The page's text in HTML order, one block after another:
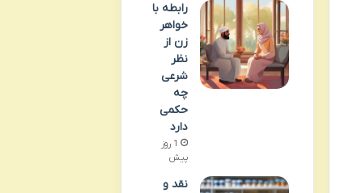
رابطه با
خواهر
زن از
نظر
شرعی
چه
حکمی
دارد
1 روز
پیش
نقد و